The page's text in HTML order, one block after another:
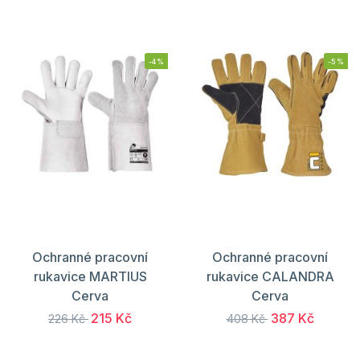
-4%
Ochranné pracovní
rukavice MARTIUS
Cerva
226 Kč 215 Kč
-5%
Ochranné pracovní
rukavice CALANDRA
Cerva
408 Kč 387 Kč